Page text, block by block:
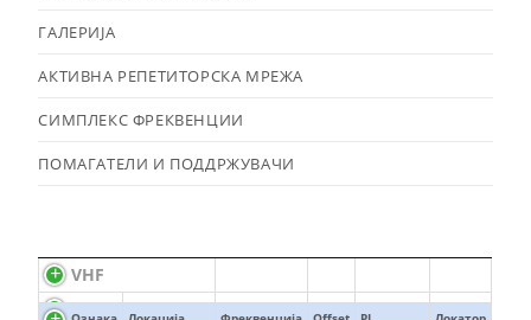
ГАЛЕРИЈА
АКТИВНА РЕПЕТИТОРСКА МРЕЖА
СИМПЛЕКС ФРЕКВЕНЦИИ
ПОМАГАТЕЛИ И ПОДДРЖУВАЧИ
VHF